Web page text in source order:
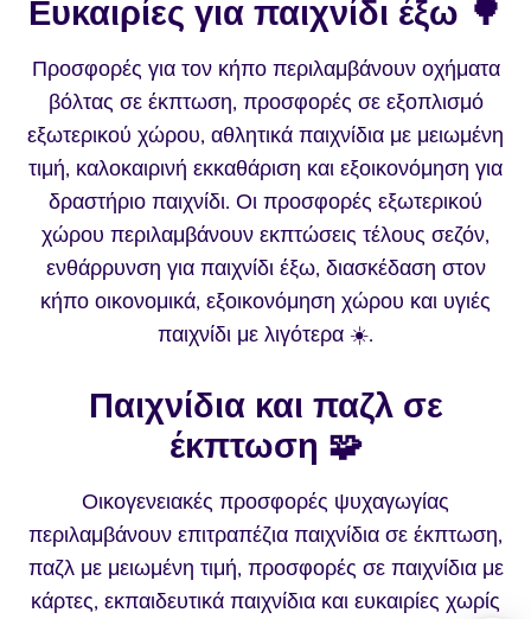
Ευκαιρίες για παιχνίδι έξω 🌳
Προσφορές για τον κήπο περιλαμβάνουν οχήματα
βόλτας σε έκπτωση, προσφορές σε εξοπλισμό
εξωτερικού χώρου, αθλητικά παιχνίδια με μειωμένη
τιμή, καλοκαιρινή εκκαθάριση και εξοικονόμηση για
δραστήριο παιχνίδι. Οι προσφορές εξωτερικού
χώρου περιλαμβάνουν εκπτώσεις τέλους σεζόν,
ενθάρρυνση για παιχνίδι έξω, διασκέδαση στον
κήπο οικονομικά, εξοικονόμηση χώρου και υγιές
παιχνίδι με λιγότερα ☀️.
Παιχνίδια και παζλ σε
έκπτωση 🧩
Οικογενειακές προσφορές ψυχαγωγίας
περιλαμβάνουν επιτραπέζια παιχνίδια σε έκπτωση,
παζλ με μειωμένη τιμή, προσφορές σε παιχνίδια με
κάρτες, εκπαιδευτικά παιχνίδια και ευκαιρίες χωρίς